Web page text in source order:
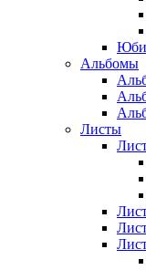
Альбомы
Листы